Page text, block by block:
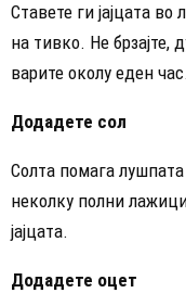
Ставете ги јајцата
на тивко. Не брзајте,
варите околу еден час.
Додадете сол
Солта помага
неколку полни
јајцата.
Додадете оцет